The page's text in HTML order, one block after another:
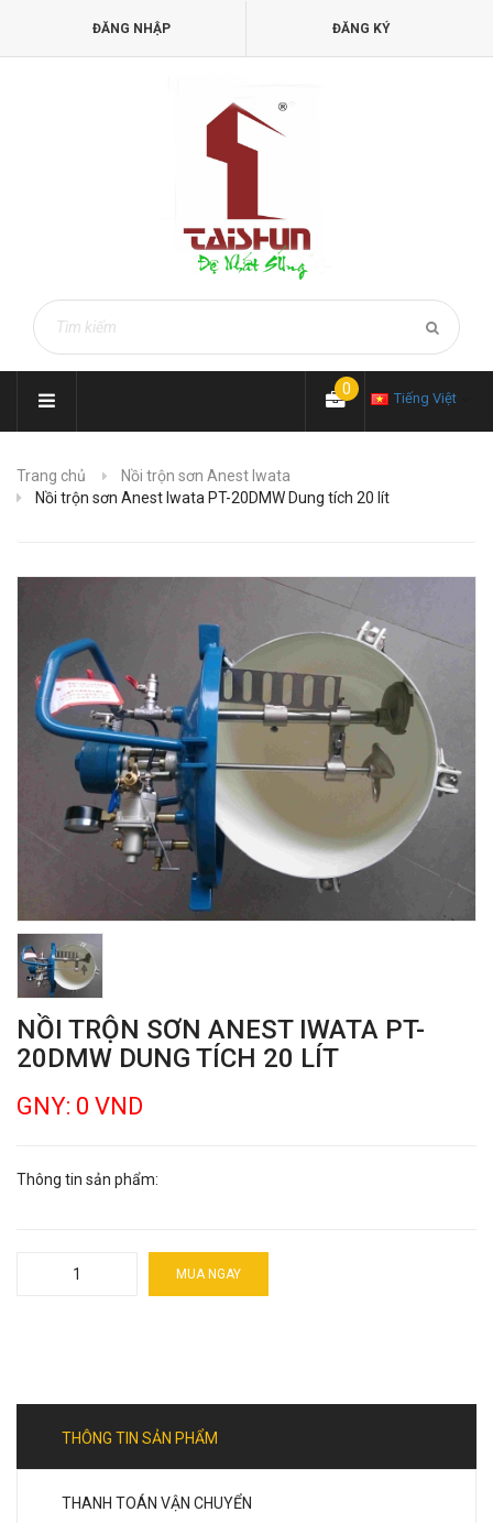
ĐĂNG NHẬP ĐĂNG KÝ
Tiếng Việt
0
Trang chủ
Nồi trộn sơn Anest Iwata
Nồi trộn sơn Anest Iwata PT-20DMW Dung tích 20 lít
NỒI TRỘN SƠN ANEST IWATA PT-
20DMW DUNG TÍCH 20 LÍT
GNY: 0 VND
Thông tin sản phẩm:
MUA NGAY
THÔNG TIN SẢN PHẨM
THANH TOÁN VẬN CHUYỂN